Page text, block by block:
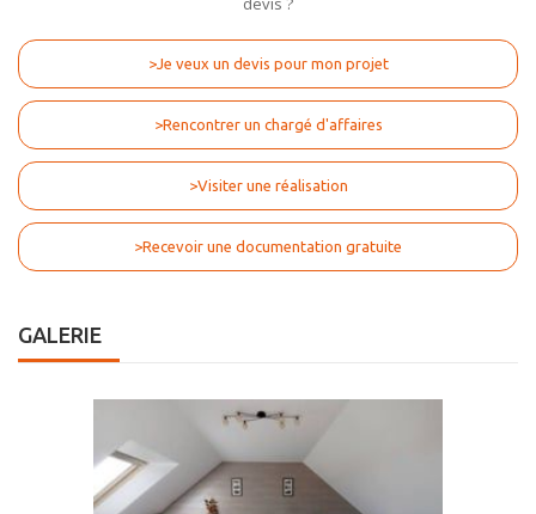
>Je veux un devis pour mon projet
>Rencontrer un chargé d'affaires
>Visiter une réalisation
>Recevoir une documentation gratuite
GALERIE